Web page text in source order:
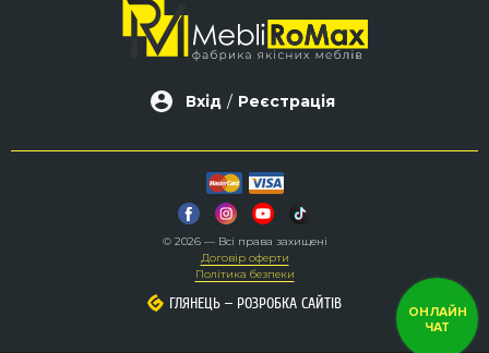
Вхід / Реєстрація
© 2026 — Всі права захищені
Договір оферти
Політика безпеки
ГЛЯНЕЦЬ – РОЗРОБКА САЙТІВ
ГЛЯНЕЦЬ – РОЗРОБКА САЙТІВ
ОНЛАЙН
ЧАТ